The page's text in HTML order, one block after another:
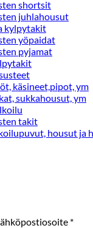
shortsit
juhlahousut
kylpytakit
yöpaidat
pyjamat
käsineet,pipot, ym
sukkahousut, ym
takit
housut ja
*